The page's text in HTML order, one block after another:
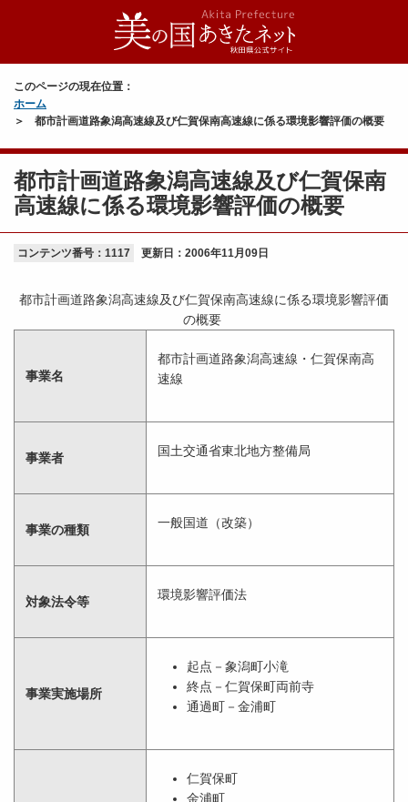
このページの現在位置：
ホーム
都市計画道路象潟高速線及び仁賀保南高速線に係る環境影響評価の概要
都市計画道路象潟高速線及び仁賀保南
高速線に係る環境影響評価の概要
コンテンツ番号：1117 更新日： 2006年11月09日
都市計画道路象潟高速線及び仁賀保南高速線に係る環境影響評価
の概要
事業名
都市計画道路象潟高速線・仁賀保南高
速線
事業者 国土交通省東北地方整備局
事業の種類 一般国道（改築）
対象法令等 環境影響評価法
事業実施場所
起点－象潟町小滝
終点－仁賀保町両前寺
通過町－金浦町
仁賀保町
金浦町